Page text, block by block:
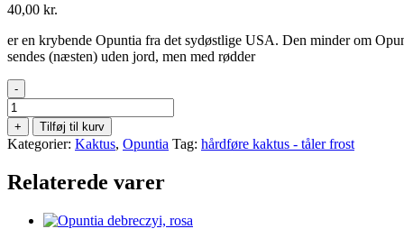
40,00 kr.
er en krybende Opuntia fra det sydøstlige USA. Den minder om
sendes (næsten) uden jord, men med rødder
-
Opuntia
mesacantha
antal
+ Tilføj til kurv
Kategorier: Kaktus, Opuntia Tag: hårdføre kaktus - tåler frost
Relaterede varer